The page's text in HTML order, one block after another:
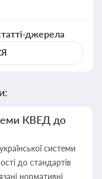
джерела
КВЕД до
системи
до стандартів
нормативні